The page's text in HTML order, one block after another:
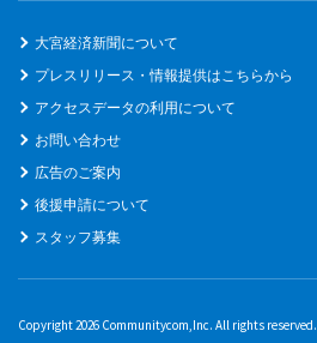
大宮経済新聞について
プレスリリース・情報提供はこちらから
アクセスデータの利用について
お問い合わせ
広告のご案内
後援申請について
スタッフ募集
Copyright 2026 Communitycom,Inc. All rights reserved.